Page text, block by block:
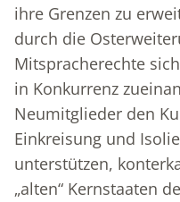
ihre Grenzen zu
durch die
Mitspracherechte
in Konkurrenz
Neumitglieder den
Einkreisung und
unterstützen,
„alten“ Kernstaaten